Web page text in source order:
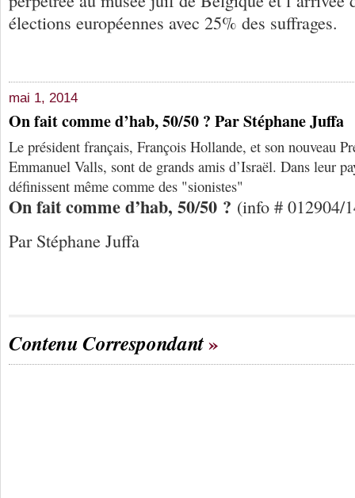
élections européennes avec 25% des suffrages.
mai 1, 2014
On fait comme d’hab, 50/50 ? Par Stéphane Juffa
Le président français, François Hollande, et son nouveau
Emmanuel Valls, sont de grands amis d’Israël. Dans leur
définissent même comme des "sionistes"
On fait comme d’hab, 50/50 ? (info # 012904/
Par Stéphane Juffa
Contenu Correspondant